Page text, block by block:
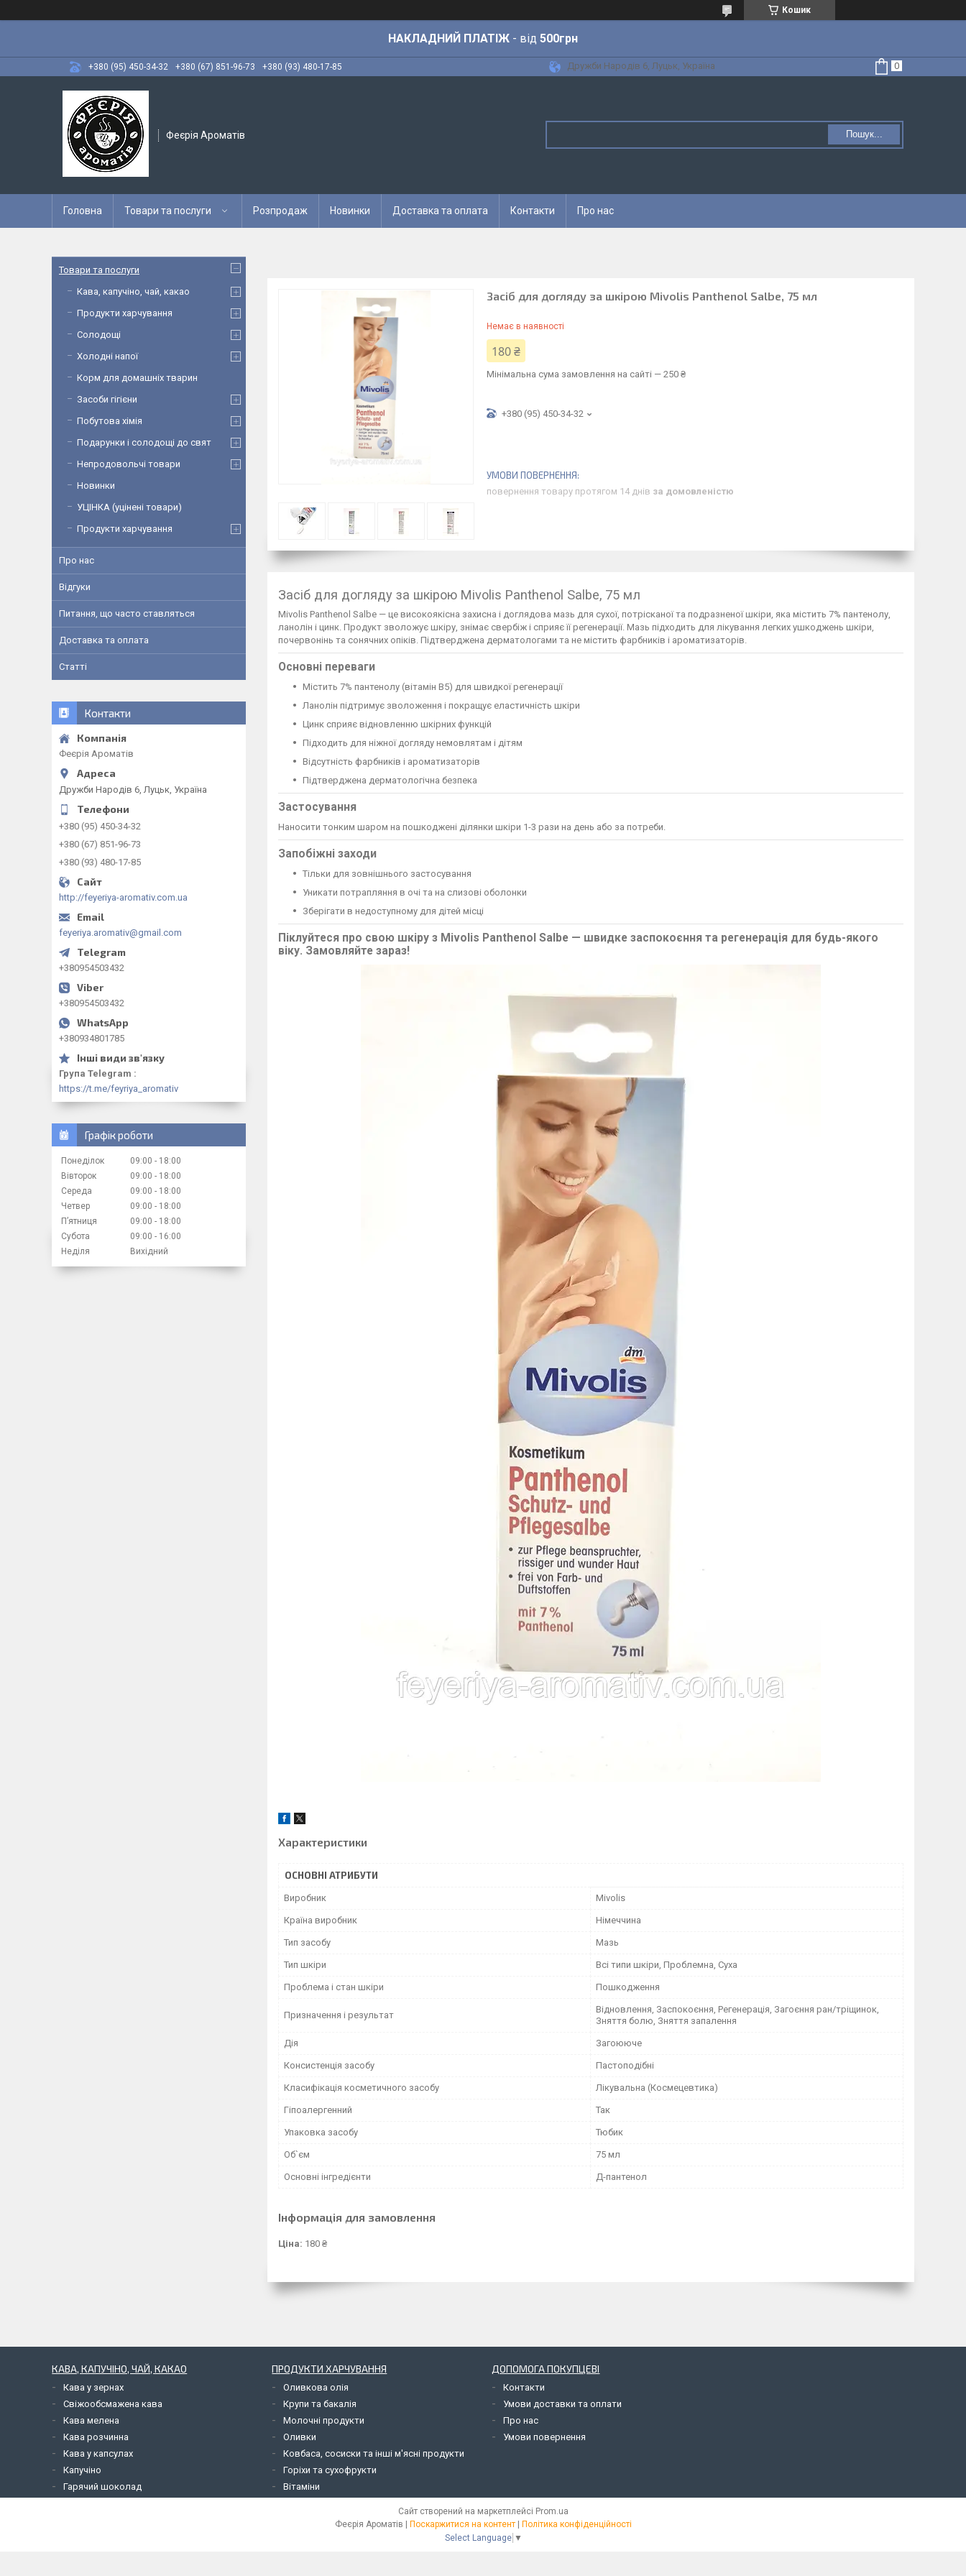
Кошик
НАКЛАДНИЙ ПЛАТІЖ - від 500грн
+380 (95) 450-34-32 +380 (67) 851-96-73 +380 (93) 480-17-85 Дружби Народів 6, Луцьк, Україна
Феєрія Ароматів Пошук...
Головна Товари та послуги Розпродаж Новинки Доставка та оплата Контакти Про нас
Засіб для догляду за шкірою Mivolis Panthenol Salbe, 75 мл
Немає в наявності
180 ₴
Мінімальна сума замовлення на сайті — 250 ₴
+380 (95) 450-34-32
повернення товару протягом 14 днів за домовленістю
Засіб для догляду за шкірою Mivolis Panthenol Salbe, 75 мл
Mivolis Panthenol Salbe — це високоякісна захисна і доглядова мазь для сухої, потрісканої та подразненої шкіри, яка містить 7% пантенолу,
ланолін і цинк. Продукт зволожує шкіру, знімає свербіж і сприяє її регенерації. Мазь підходить для лікування легких ушкоджень шкіри,
почервонінь та сонячних опіків. Підтверджена дерматологами та не містить фарбників і ароматизаторів.
Основні переваги
Містить 7% пантенолу (вітамін B5) для швидкої регенерації
Ланолін підтримує зволоження і покращує еластичність шкіри
Цинк сприяє відновленню шкірних функцій
Підходить для ніжної догляду немовлятам і дітям
Відсутність фарбників і ароматизаторів
Підтверджена дерматологічна безпека
Застосування
Наносити тонким шаром на пошкоджені ділянки шкіри 1-3 рази на день або за потреби.
Запобіжні заходи
Тільки для зовнішнього застосування
Уникати потрапляння в очі та на слизові оболонки
Зберігати в недоступному для дітей місці
Піклуйтеся про свою шкіру з Mivolis Panthenol Salbe — швидке заспокоєння та регенерація для будь-якого
віку. Замовляйте зараз!
Характеристики
ОСНОВНІ АТРИБУТИ
Виробник Mivolis
Країна виробник Німеччина
Тип засобу Мазь
Тип шкіри Всі типи шкіри, Проблемна, Суха
Проблема і стан шкіри Пошкодження
Призначення і результат
Відновлення, Заспокоєння, Регенерація, Загоєння ран/тріщинок,
Зняття болю, Зняття запалення
Дія Загоююче
Консистенція засобу Пастоподібні
Класифікація косметичного засобу Лікувальна (Космецевтика)
Гіпоалергенний Так
Упаковка засобу Тюбик
Об`єм 75 мл
Основні інгредієнти Д-пантенол
Інформація для замовлення
Ціна: 180 ₴
Товари та послуги
Кава, капучіно, чай, какао
Продукти харчування
Солодощі
Холодні напої
Корм для домашніх тварин
Засоби гігієни
Побутова хімія
Подарунки і солодощі до свят
Непродовольчі товари
Новинки
УЦІНКА (уцінені товари)
Продукти харчування
Про нас
Відгуки
Питання, що часто ставляться
Доставка та оплата
Статті
Контакти
Феєрія Ароматів
Дружби Народів 6, Луцьк, Україна
+380 (95) 450-34-32
+380 (67) 851-96-73
+380 (93) 480-17-85
http://feyeriya-aromativ.com.ua
feyeriya.aromativ@gmail.com
+380954503432
+380954503432
+380934801785
Група Telegram
https://t.me/feyriya_aromativ
Графік роботи
Понеділок 09:00
18:00
Вівторок
09:00
18:00
Середа
09:00
18:00
Четвер
09:00
18:00
Пʼятниця
09:00
18:00
Субота
09:00
16:00
Неділя
Вихідний
КАВА, КАПУЧІНО, ЧАЙ, КАКАО
Кава у зернах
Свіжообсмажена кава
Кава мелена
Кава розчинна
Кава у капсулах
Капучіно
Гарячий шоколад
ПРОДУКТИ ХАРЧУВАННЯ
Оливкова олія
Крупи та бакалія
Молочні продукти
Оливки
Ковбаса, сосиски та інші м'ясні продукти
Горіхи та сухофрукти
Вітаміни
ДОПОМОГА ПОКУПЦЕВІ
Контакти
Умови доставки та оплати
Про нас
Умови повернення
Сайт створений на маркетплейсі Prom.ua
Поскаржитися на контент
Політика конфіденційності
Select Language ▼